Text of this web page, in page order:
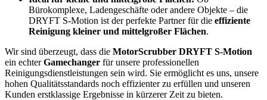
Bürokomplexe, Ladengeschäfte oder andere Objekte – die
DRYFT S-Motion ist der perfekte Partner für die effiziente
Reinigung kleiner und mittelgroßer Flächen.
Wir sind überzeugt, dass die MotorScrubber DRYFT S-Motion
ein echterGamechanger für unsere professionellen
Reinigungsdienstleistungen sein wird. Sie ermöglicht es uns, unsere
hohen Qualitätsstandards noch effizienter zu erfüllen und unseren
Kunden erstklassige Ergebnisse in kürzerer Zeit zu bieten.